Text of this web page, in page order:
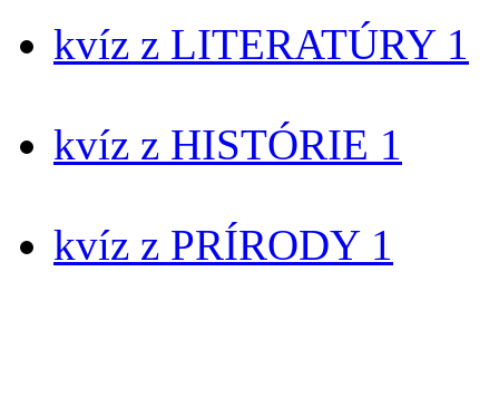
kvíz z LITERATÚRY 1
kvíz z HISTÓRIE 1
kvíz z PRÍRODY 1